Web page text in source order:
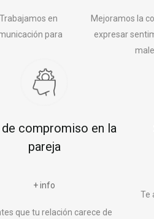
en
para
Mejoramos la
expresar
de compromiso en la
pareja
+ info
que tu relación carece de
Te